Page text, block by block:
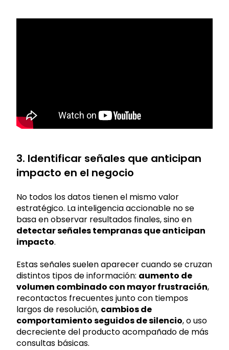
3. Identificar señales que anticipan
impacto en el negocio
No todos los datos tienen el mismo valor
estratégico. La inteligencia accionable no se
basa en observar resultados finales, sino en
detectar señales tempranas que anticipan
impacto.
Estas señales suelen aparecer cuando se cruzan
distintos tipos de información: aumento de
volumen combinado con mayor frustración,
recontactos frecuentes junto con tiempos
largos de resolución, cambios de
comportamiento seguidos de silencio, o uso
decreciente del producto acompañado de más
consultas básicas.